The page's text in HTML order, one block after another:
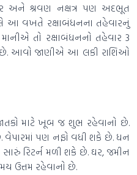
અને શ્રવણ નક્ષત્ર પણ અદભૂત
આ વખતે રક્ષાબંધનના તહેવારનું
તો રક્ષાબંધનનો તહેવાર 3
આવો જાણીએ આ લકી રાશિઓ
માટે ખૂબ જ શુભ રહેવાનો છે.
પણ નફો વધી શકે છે. ધન
રિટર્ન મળી શકે છે. ઘર, જમીન
ઉત્તમ રહેવાનો છે.